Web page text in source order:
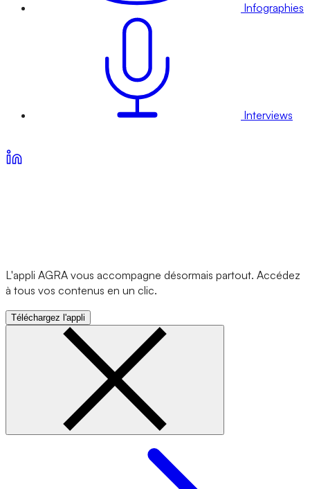
Infographies
Interviews
L'appli AGRA vous accompagne désormais partout. Accédez
à tous vos contenus en un clic.
Téléchargez l'appli